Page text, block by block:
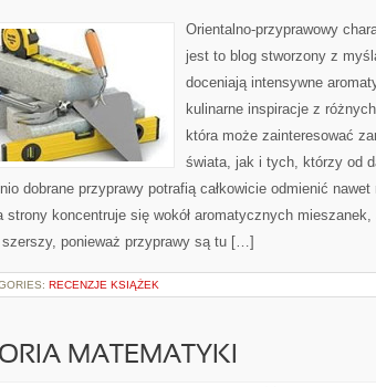
Orientalno-przyprawowy
jest to blog stworzony z
doceniają intensywne
kulinarne inspiracje z
która może zainteresować
świata, jak i tych, którzy od
dobrane przyprawy potrafią całkowicie odmienić
strony koncentruje się wokół aromatycznych
ponieważ przyprawy są tu […]
RECENZJE KSIĄŻEK
MATEMATYKI